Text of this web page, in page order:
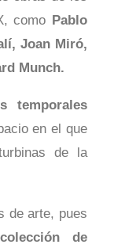
como Pablo
Joan Miró,
Munch.
temporales
en el que
de la
de arte, pues
colección de